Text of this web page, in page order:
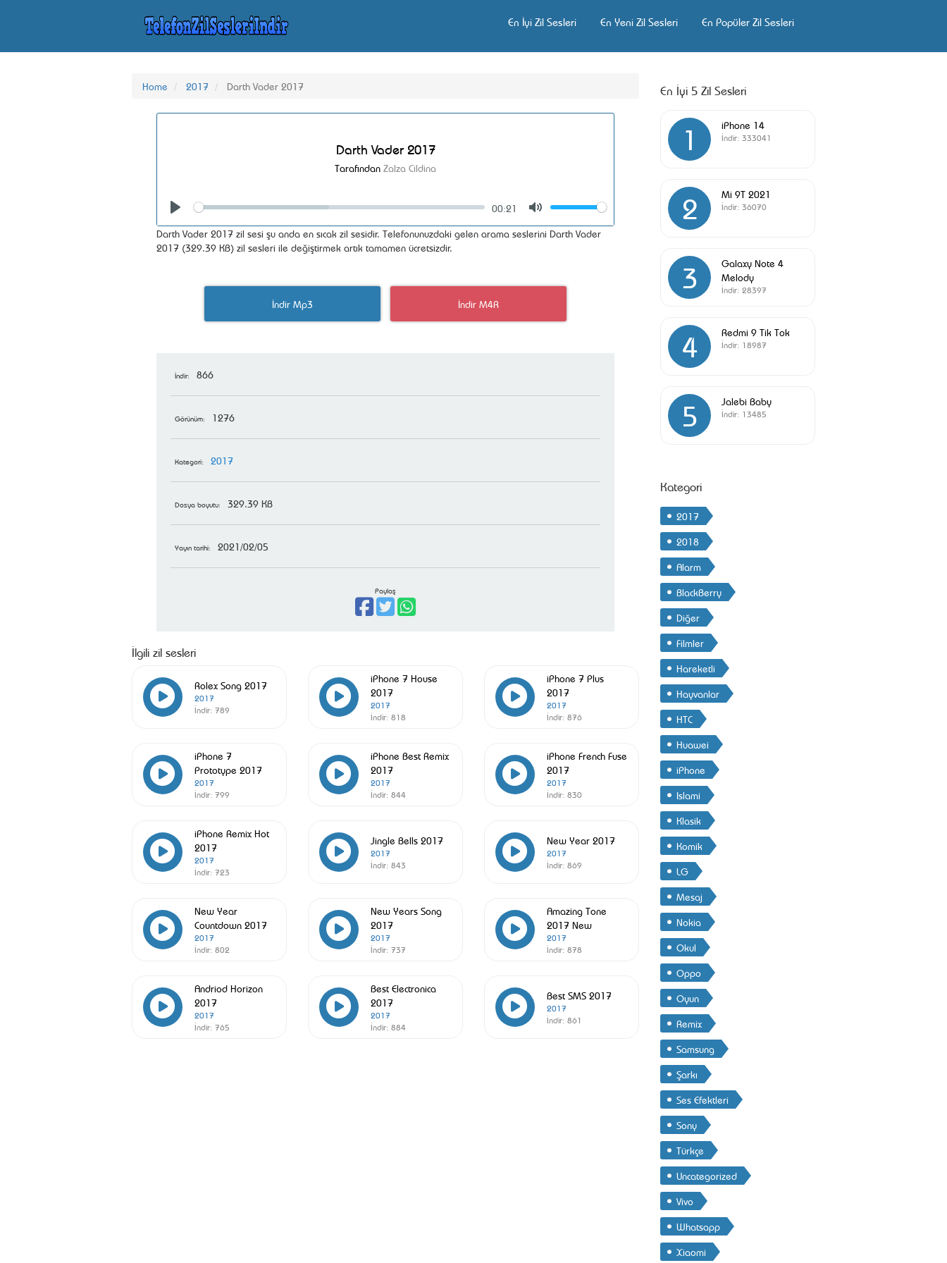
En İyi Zil Sesleri En Yeni Zil Sesleri En Popüler Zil Sesleri
Home 2017 Darth Vader 2017
Darth Vader 2017
Tarafından Zalza Cildina
Seek
00:21
Volume
Darth Vader 2017 zil sesi şu anda en sıcak zil sesidir. Telefonunuzdaki gelen arama seslerini Darth Vader
2017 (329.39 KB) zil sesleri ile değiştirmek artık tamamen ücretsizdir.
İndir Mp3 İndir M4R
İndir: 866
Görünüm: 1276
Kategori: 2017
Dosya boyutu: 329.39 KB
Yayın tarihi: 2021/02/05
Paylaş
İlgili zil sesleri
Rolex Song 2017
2017
İndir: 789
iPhone 7 House
2017
2017
İndir: 818
iPhone 7 Plus
2017
2017
İndir: 876
iPhone 7
Prototype 2017
2017
İndir: 799
iPhone Best Remix
2017
2017
İndir: 844
iPhone French Fuse
2017
2017
İndir: 830
iPhone Remix Hot
2017
2017
İndir: 723
Jingle Bells 2017
2017
İndir: 843
New Year 2017
2017
İndir: 869
New Year
Countdown 2017
2017
İndir: 802
New Years Song
2017
2017
İndir: 737
Amazing Tone
2017 New
2017
İndir: 878
Andriod Horizon
2017
2017
İndir: 765
Best Electronica
2017
2017
İndir: 884
Best SMS 2017
2017
İndir: 861
En İyi 5 Zil Sesleri
1 iPhone 14
İndir: 333041
2 Mi 9T 2021
İndir: 36070
3
Galaxy Note 4
Melody
İndir: 28397
4 Redmi 9 Tik Tok
İndir: 18987
5 Jalebi Baby
İndir: 13485
Kategori
2017
2018
Alarm
BlackBerry
Diğer
Filmler
Hareketli
Hayvanlar
HTC
Huawei
iPhone
Islami
Klasik
Komik
LG
Mesaj
Nokia
Okul
Oppo
Oyun
Remix
Samsung
Şarkı
Ses Efektleri
Sony
Türkçe
Uncategorized
Vivo
Whatsapp
Xiaomi